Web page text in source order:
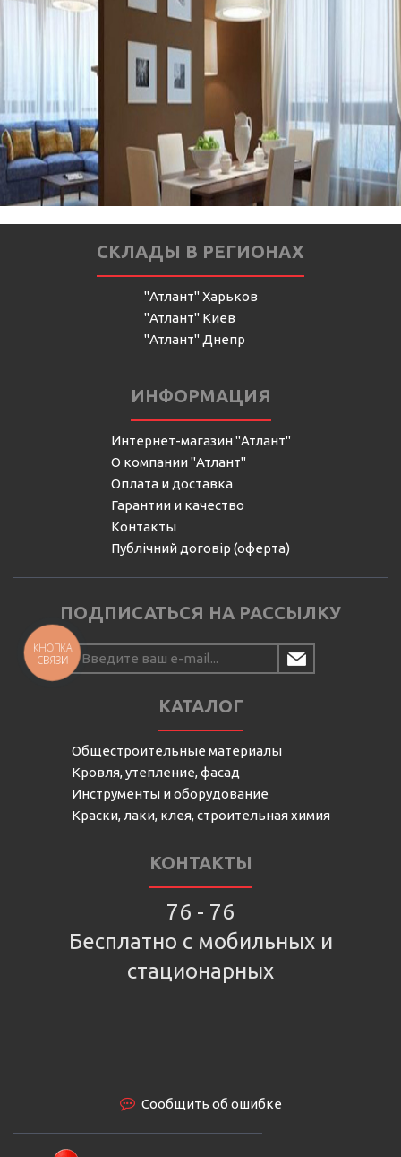
СКЛАДЫ В РЕГИОНАХ
"Атлант" Харьков
"Атлант" Киев
"Атлант" Днепр
ИНФОРМАЦИЯ
Интернет-магазин "Атлант"
О компании "Атлант"
Оплата и доставка
Гарантии и качество
Контакты
Публічний договір (оферта)
ПОДПИСАТЬСЯ НА РАССЫЛКУ
КАТАЛОГ
Общестроительные материалы
Кровля, утепление, фасад
Инструменты и оборудование
Краски, лаки, клея, строительная химия
КОНТАКТЫ
76 - 76
Бесплатно с мобильных и
стационарных
Сообщить об ошибке
КНОПКА
СВЯЗИ